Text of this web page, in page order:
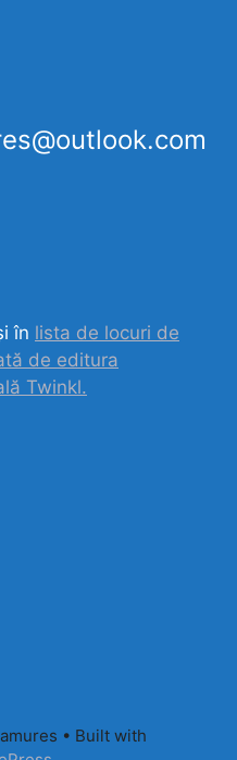
în lista de locuri de
de editura
Twinkl.
• Built with